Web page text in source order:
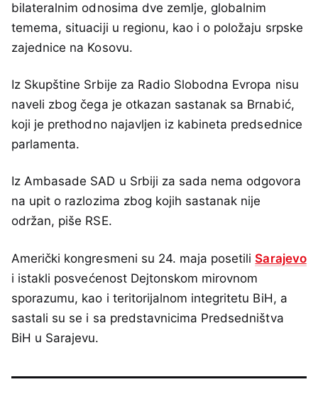
bilatеralnim odnosima dve zemlje, globalnim
temema, situaciji u rеgionu, kao i o položaju srpske
zajednice na Kosovu.
Iz Skupštine Srbije za Radio Slobodna Evropa nisu
naveli zbog čega je otkazan sastanak sa Brnabić,
koji je prethodno najavljen iz kabineta predsednice
parlamenta.
Iz Ambasade SAD u Srbiji za sada nema odgovora
na upit o razlozima zbog kojih sastanak nije
održan, piše RSE.
Američki kongresmeni su 24. maja posetiliSarajevo
i istakli posvećenost Dejtonskom mirovnom
sporazumu, kao i teritorijalnom integritetu BiH, a
sastali su se i sa predstavnicima Predsedništva
BiH u Sarajevu.